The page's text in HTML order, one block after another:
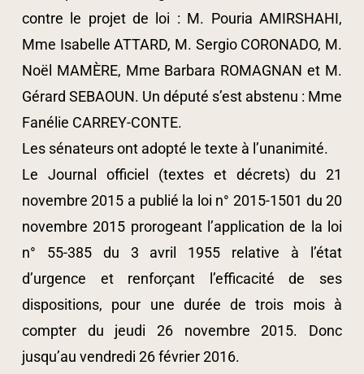
contre le projet de loi : M. Pouria AMIRSHAHI,
Mme Isabelle ATTARD, M. Sergio CORONADO, M.
Noël MAMÈRE, Mme Barbara ROMAGNAN et M.
Gérard SEBAOUN. Un député s’est abstenu : Mme
Fanélie CARREY-CONTE.
Les sénateurs ont adopté le texte à l’unanimité.
Le Journal officiel (textes et décrets) du 21
novembre 2015 a publié la loi n° 2015-1501 du 20
novembre 2015 prorogeant l’application de la loi
n° 55-385 du 3 avril 1955 relative à l’état
d’urgence et renforçant l’efficacité de ses
dispositions, pour une durée de trois mois à
compter du jeudi 26 novembre 2015. Donc
jusqu’au vendredi 26 février 2016.